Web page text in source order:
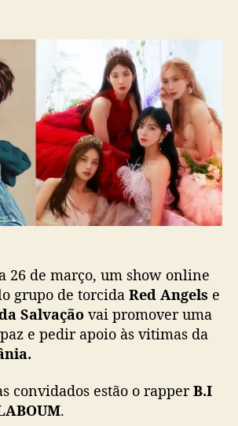
d
u
b
l
i
c
a
ç
ã
o
.
I
e
L
A
B
O
U
M
v
ã
a
r
t
i
c
a
26 de março, um show online
grupo de torcida Red Angels e
Salvação vai promover uma
e pedir apoio às vitimas da
convidados estão o rapperB.I
.